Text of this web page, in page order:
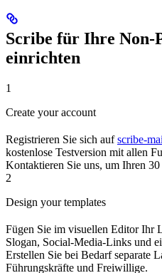
Scribe für Ihre
einrichten
1
Create your account
Registrieren Sie sich aufscribe-
kostenlose Testversion mit allen
Kontaktieren Sie uns, um Ihren
2
Design your templates
Fügen Sie im visuellen Editor Ihr
Slogan, Social-Media-Links und
Erstellen Sie bei Bedarf separate
Führungskräfte und Freiwillige.